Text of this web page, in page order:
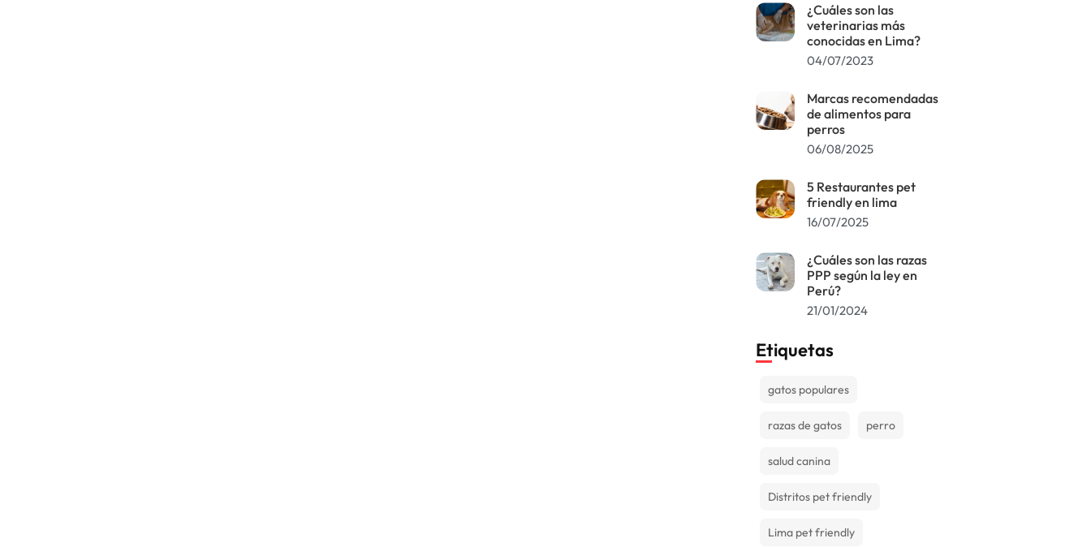
¿Cuáles son las
veterinarias más
conocidas en Lima?
04/07/2023
Marcas recomendadas
de alimentos para
perros
06/08/2025
5 Restaurantes pet
friendly en lima
16/07/2025
¿Cuáles son las razas
PPP según la ley en
Perú?
21/01/2024
Etiquetas
gatos populares
razas de gatos perro
salud canina
Distritos pet friendly
Lima pet friendly